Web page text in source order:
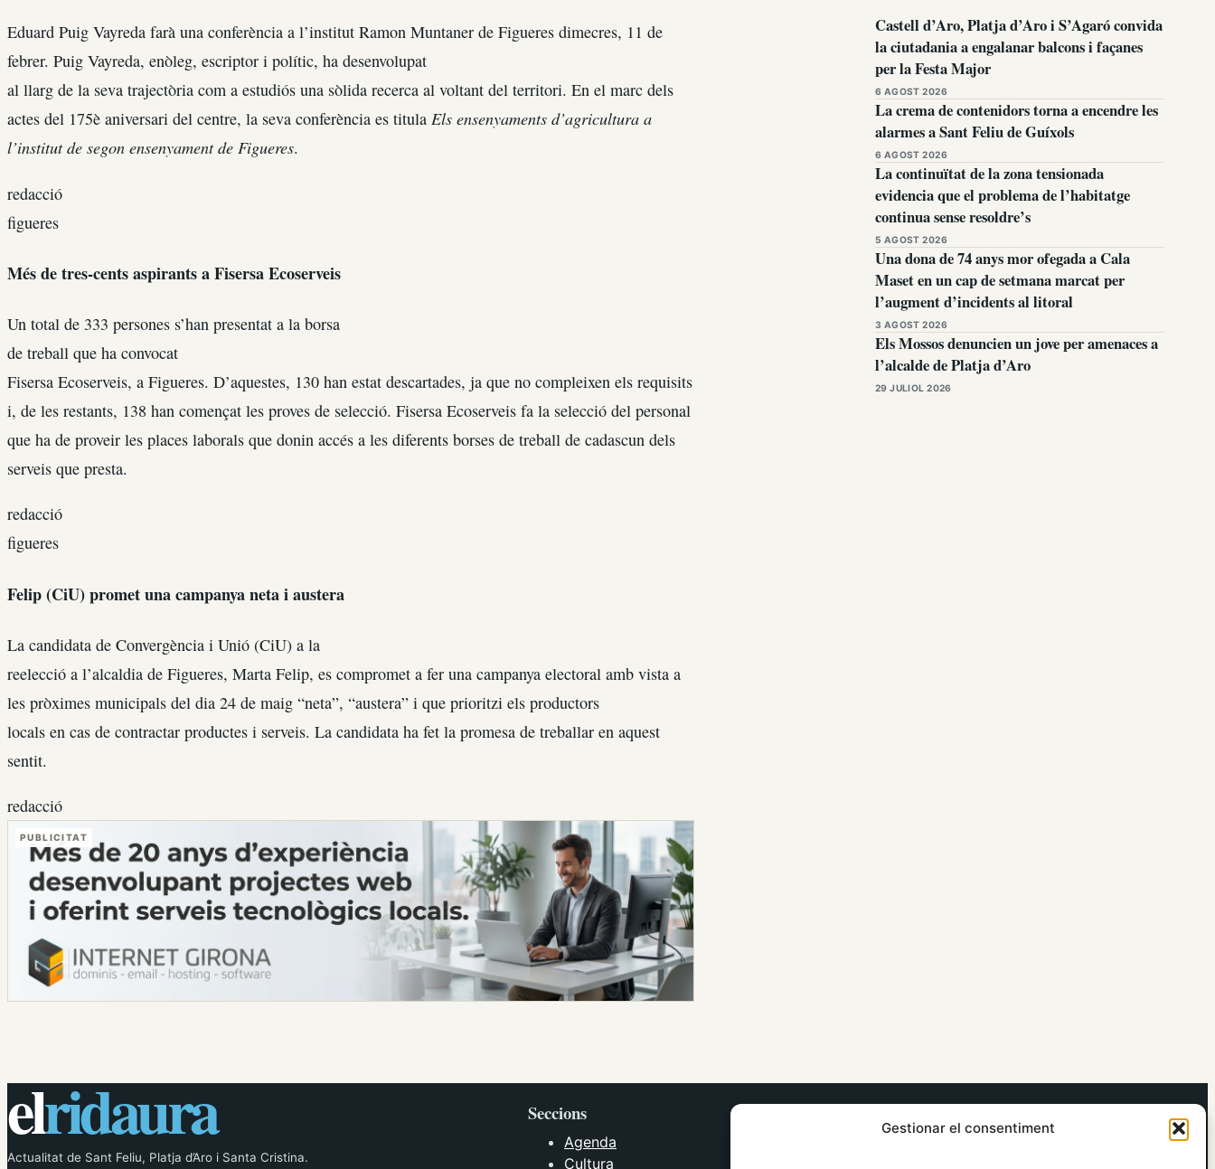
Gestionar el consentiment
Eduard Puig Vayreda farà una conferència a l’institut Ramon Muntaner de Figueres dimecres, 11 de
febrer. Puig Vayreda, enòleg, escriptor i polític, ha desenvolupat
al llarg de la seva trajectòria com a estudiós una sòlida recerca al voltant del territori. En el marc dels
actes del 175è aniversari del centre, la seva conferència es titula Els ensenyaments d’agricultura a
l’institut de segon ensenyament de Figueres.
redacció
figueres
Més de tres-cents aspirants a Fisersa Ecoserveis
Un total de 333 persones s’han presentat a la borsa
de treball que ha convocat
Fisersa Ecoserveis, a Figueres. D’aquestes, 130 han estat descartades, ja que no compleixen els requisits
i, de les restants, 138 han començat les proves de selecció. Fisersa Ecoserveis fa la selecció del personal
que ha de proveir les places laborals que donin accés a les diferents borses de treball de cadascun dels
serveis que presta.
redacció
figueres
Felip (CiU) promet una campanya neta i austera
La candidata de Convergència i Unió (CiU) a la
reelecció a l’alcaldia de Figueres, Marta Felip, es compromet a fer una campanya electoral amb vista a
les pròximes municipals del dia 24 de maig “neta”, “austera” i que prioritzi els productors
locals en cas de contractar productes i serveis. La candidata ha fet la promesa de treballar en aquest
sentit.
redacció
PUBLICITAT
Castell d’Aro, Platja d’Aro i S’Agaró convida
la ciutadania a engalanar balcons i façanes
per la Festa Major
6 AGOST 2026
La crema de contenidors torna a encendre les
alarmes a Sant Feliu de Guíxols
6 AGOST 2026
La continuïtat de la zona tensionada
evidencia que el problema de l’habitatge
continua sense resoldre’s
5 AGOST 2026
Una dona de 74 anys mor ofegada a Cala
Maset en un cap de setmana marcat per
l’augment d’incidents al litoral
3 AGOST 2026
Els Mossos denuncien un jove per amenaces a
l’alcalde de Platja d’Aro
29 JULIOL 2026
elridaura
Actualitat de Sant Feliu, Platja d’Aro i Santa Cristina.
Seccions
Agenda
Cultura